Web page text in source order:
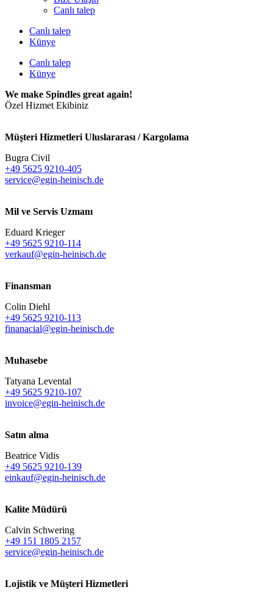
Canlı talep
Canlı talep
Künye
Canlı talep
Künye
We make Spindles great again!
Özel Hizmet Ekibiniz
Müşteri Hizmetleri Uluslararası / Kargolama
Bugra Civil
+49 5625 9210-405
service@egin-heinisch.de
Mil ve Servis Uzmanı
Eduard Krieger
+49 5625 9210-114
verkauf@egin-heinisch.de
Finansman
Colin Diehl
+49 5625 9210-113
finanacial@egin-heinisch.de
Muhasebe
Tatyana Levental
+49 5625 9210-107
invoice@egin-heinisch.de
Satın alma
Beatrice Vidis
+49 5625 9210-139
einkauf@egin-heinisch.de
Kalite Müdürü
Calvin Schwering
+49 151 1805 2157
service@egin-heinisch.de
Lojistik ve Müşteri Hizmetleri